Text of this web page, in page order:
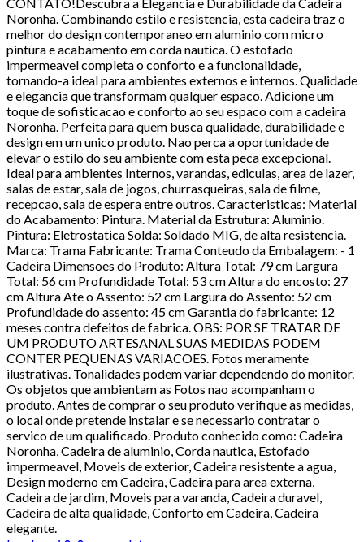
Noronha. Combinando estilo e resistencia, esta cadeira traz o
melhor do design contemporaneo em aluminio com micro
pintura e acabamento em corda nautica. O estofado
impermeavel completa o conforto e a funcionalidade,
tornando-a ideal para ambientes externos e internos. Qualidade
e elegancia que transformam qualquer espaco. Adicione um
toque de sofisticacao e conforto ao seu espaco com a cadeira
Noronha. Perfeita para quem busca qualidade, durabilidade e
design em um unico produto. Nao perca a oportunidade de
elevar o estilo do seu ambiente com esta peca excepcional.
Ideal para ambientes Internos, varandas, ediculas, area de lazer,
salas de estar, sala de jogos, churrasqueiras, sala de filme,
recepcao, sala de espera entre outros. Caracteristicas: Material
do Acabamento: Pintura. Material da Estrutura: Aluminio.
Pintura: Eletrostatica Solda: Soldado MIG, de alta resistencia.
Marca: Trama Fabricante: Trama Conteudo da Embalagem: - 1
Cadeira Dimensoes do Produto: Altura Total: 79 cm Largura
Total: 56 cm Profundidade Total: 53 cm Altura do encosto: 27
cm Altura Ate o Assento: 52 cm Largura do Assento: 52 cm
Profundidade do assento: 45 cm Garantia do fabricante: 12
meses contra defeitos de fabrica. OBS: POR SE TRATAR DE
UM PRODUTO ARTESANAL SUAS MEDIDAS PODEM
CONTER PEQUENAS VARIACOES. Fotos meramente
ilustrativas. Tonalidades podem variar dependendo do monitor.
Os objetos que ambientam as Fotos nao acompanham o
produto. Antes de comprar o seu produto verifique as medidas,
o local onde pretende instalar e se necessario contratar o
servico de um qualificado. Produto conhecido como: Cadeira
Noronha, Cadeira de aluminio, Corda nautica, Estofado
impermeavel, Moveis de exterior, Cadeira resistente a agua,
Design moderno em Cadeira, Cadeira para area externa,
Cadeira de jardim, Moveis para varanda, Cadeira duravel,
Cadeira de alta qualidade, Conforto em Cadeira, Cadeira
elegante.